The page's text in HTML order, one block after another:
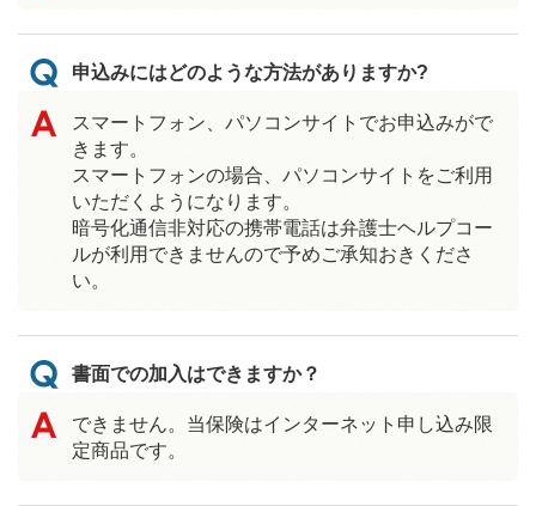
申込みにはどのような方法がありますか?
スマートフォン、パソコンサイトでお申込みがで
きます。
スマートフォンの場合、パソコンサイトをご利用
いただくようになります。
暗号化通信非対応の携帯電話は弁護士ヘルプコー
ルが利用できませんので予めご承知おきくださ
い。
書面での加入はできますか？
できません。当保険はインターネット申し込み限
定商品です。